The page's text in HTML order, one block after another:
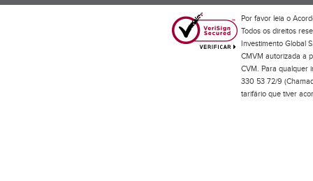
Por favor leia o
Todos os direitos
Investimento Global
CMVM autorizada a
CVM. Para qualquer
330 53 72/9
tarifário que tiver